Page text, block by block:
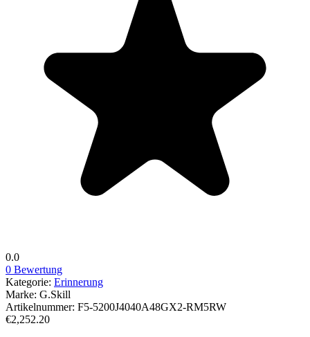
0.0
0 Bewertung
Kategorie: Erinnerung
Marke: G.Skill
Artikelnummer: F5-5200J4040A48GX2-RM5RW
€2,252.20